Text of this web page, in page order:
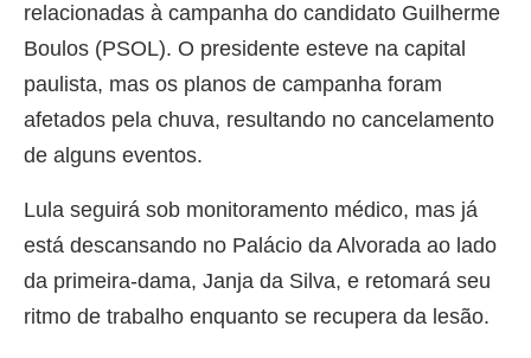
relacionadas à campanha do candidato Guilherme
Boulos (PSOL). O presidente esteve na capital
paulista, mas os planos de campanha foram
afetados pela chuva, resultando no cancelamento
de alguns eventos.
Lula seguirá sob monitoramento médico, mas já
está descansando no Palácio da Alvorada ao lado
da primeira-dama, Janja da Silva, e retomará seu
ritmo de trabalho enquanto se recupera da lesão.